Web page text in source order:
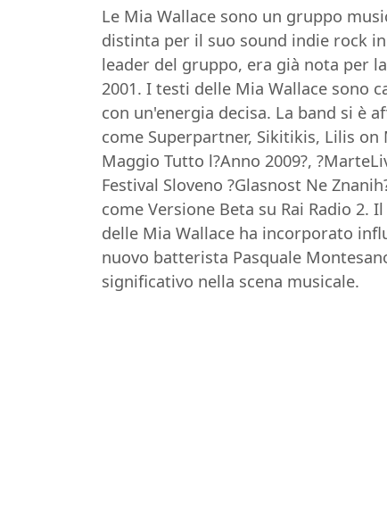
Le Mia Wallace sono un gruppo
distinta per il suo sound indie rock
leader del gruppo, era già nota per
2001. I testi delle Mia Wallace sono
con un'energia decisa. La band si è
come Superpartner, Sikitikis, Lilis
Maggio Tutto l?Anno 2009?,
Festival Sloveno ?Glasnost Ne
come Versione Beta su Rai Radio 2.
delle Mia Wallace ha incorporato
nuovo batterista Pasquale
significativo nella scena musicale.